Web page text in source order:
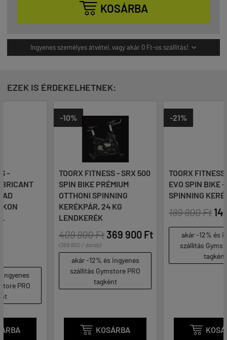
 KOSÁRBA
Ingyenes személyes átvétel, vagy akár 0 Ft-os szállítás! 
EZEK IS ÉRDEKELHETNEK:
TOORX FITNESS - SRX 500
SPIN BIKE PRÉMIUM
OTTHONI SPINNING
KERÉKPÁR, 24 KG
369 900 Ft
akár -12% és ingyenes
szállítás Gymstore PRO
KOSÁRBA
-21%
TOORX FITNESS - SRX-60
EVO SPIN BIKE - OTTHONI
SPINNING KERÉKPÁR
149 900 Ft
akár -12% és ingyenes
szállítás Gymstore PRO
KOSÁRBA